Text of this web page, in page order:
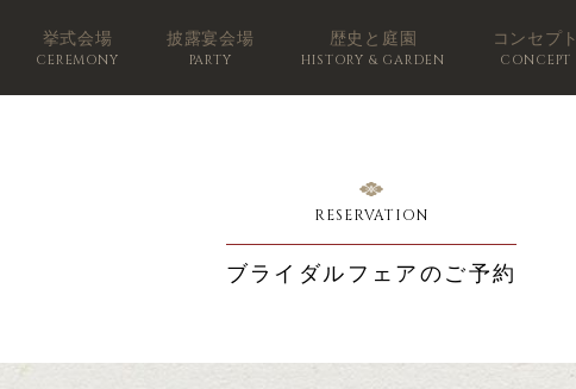
挙式会場
CEREMONY
披露宴会場
PARTY
歴史と庭園
HISTORY & GARDEN
コンセプト
CONCEPT
RESERVATION
ブライダルフェアのご予約